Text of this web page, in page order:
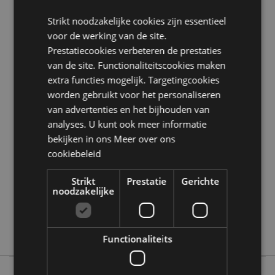
Product Bron:
Zoekt u meer informatie over kopen bij Puckator?
Lees dan onze klanten informatie gids.
Product eigenschappen
informatie
Hoogte 24.5cm Breedte 2cm Diepte 2cm
5055071756863
0.022000
Ja
Nee
Strikt noodzakelijke cookies zijn essentieel
voor de werking van de site.
Prestatiecookies verbeteren de prestaties
van de site. Functionaliteitscookies maken
extra functies mogelijk. Targetingcookies
worden gebruikt voor het personaliseren
van advertenties en het bijhouden van
analyses. U kunt ook meer informatie
bekijken in ons Meer over ons
cookiebeleid
Strikt
noodzakelijke
Prestatie Gerichte
Functionaliteits